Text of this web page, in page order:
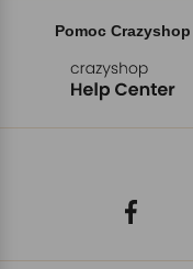
Pomoc Crazyshop